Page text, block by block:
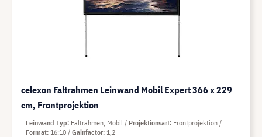
celexon Faltrahmen Leinwand Mobil Expert 366 x 229
cm, Frontprojektion
Leinwand Typ Faltrahmen, Mobil Projektionsart Frontprojektion
Format 16:10 Gainfactor 1,2